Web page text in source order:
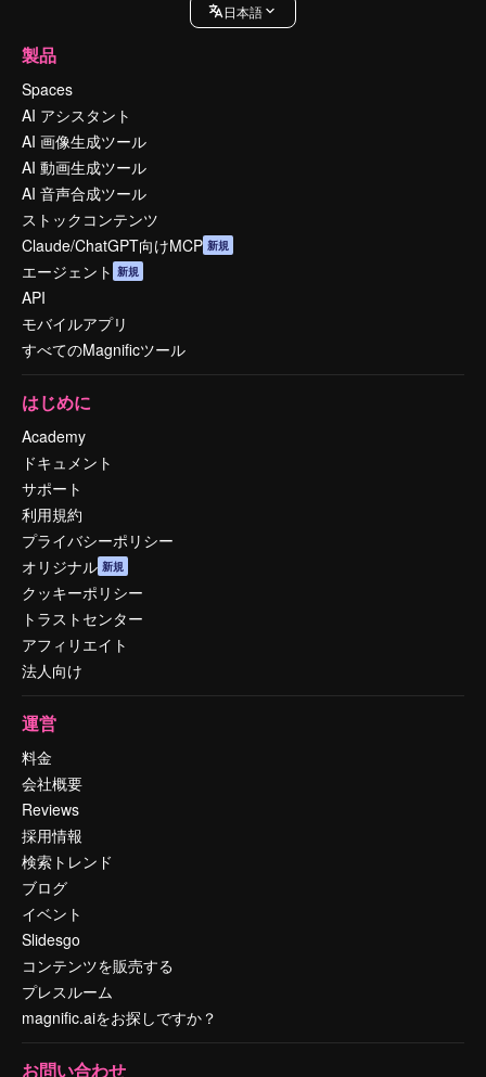
日本語
製品
Spaces
AI アシスタント
AI 画像生成ツール
AI 動画生成ツール
AI 音声合成ツール
ストックコンテンツ
Claude/ChatGPT向けMCP 新規
エージェント 新規
API
モバイルアプリ
すべてのMagnificツール
はじめに
Academy
ドキュメント
サポート
利用規約
プライバシーポリシー
オリジナル 新規
クッキーポリシー
トラストセンター
アフィリエイト
法人向け
運営
料金
会社概要
Reviews
採用情報
検索トレンド
ブログ
イベント
Slidesgo
コンテンツを販売する
プレスルーム
magnific.aiをお探しですか？
お問い合わせ